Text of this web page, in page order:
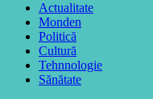
Actualitate
Monden
Politică
Cultură
Tehnnologie
Sănătate